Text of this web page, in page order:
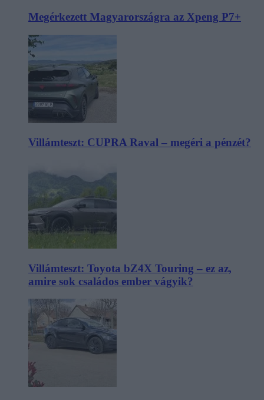
Megérkezett Magyarországra az Xpeng P7+
Villámteszt: CUPRA Raval – megéri a pénzét?
Villámteszt: Toyota bZ4X Touring – ez az,
amire sok családos ember vágyik?